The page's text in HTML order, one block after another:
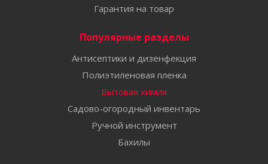
Гарантия на товар
Популярные разделы
Антисептики и дизенфекция
Полиэтиленовая пленка
Бытовая химия
Садово-огородный инвентарь
Ручной инструмент
Бахилы